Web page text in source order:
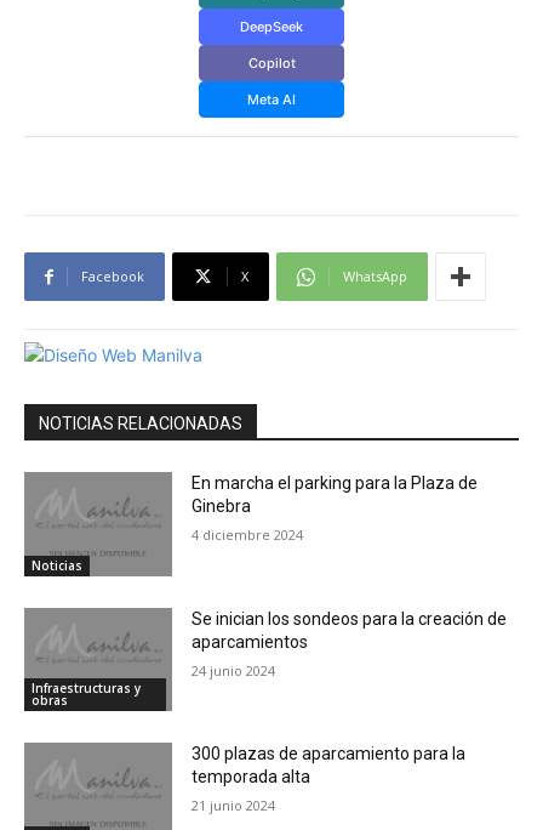
DeepSeek
Copilot
Meta AI
Facebook X WhatsApp
NOTICIAS RELACIONADAS
Noticias
En marcha el parking para la Plaza de
Ginebra
4 diciembre 2024
Infraestructuras y
obras
Se inician los sondeos para la creación de
aparcamientos
24 junio 2024
300 plazas de aparcamiento para la
temporada alta
21 junio 2024